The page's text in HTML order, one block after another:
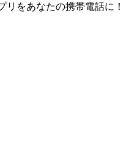
リをあなたの携帯電話に！